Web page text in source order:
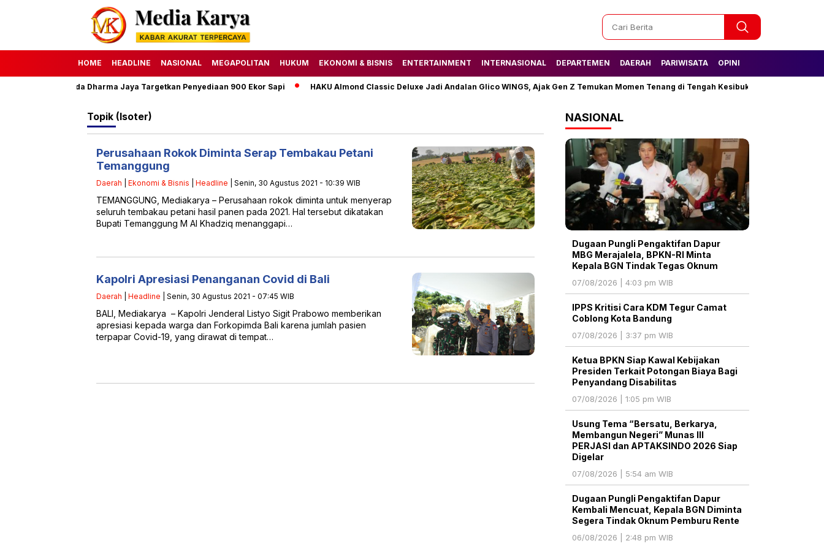
HOME HEADLINE NASIONAL MEGAPOLITAN HUKUM EKONOMI & BISNIS ENTERTAINMENT INTERNASIONAL DEPARTEMEN DAERAH PARIWISATA OPINI
1447 H, Perumda Dharma Jaya Targetkan Penyediaan 900 Ekor Sapi HAKU Almond Classic Deluxe Jadi Andalan Glico WINGS, Ajak Gen Z Temukan Momen Tenang di Tengah Kesibukan
Topik (Isoter)
Perusahaan Rokok Diminta Serap Tembakau Petani
Temanggung
Daerah Ekonomi & Bisnis Headline | Senin, 30 Agustus 2021 - 10:39 WIB
TEMANGGUNG, Mediakarya – Perusahaan rokok diminta untuk menyerap
seluruh tembakau petani hasil panen pada 2021. Hal tersebut dikatakan
Bupati Temanggung M Al Khadziq menanggapi…
Kapolri Apresiasi Penanganan Covid di Bali
Daerah Headline | Senin, 30 Agustus 2021 - 07:45 WIB
BALI, Mediakarya – Kapolri Jenderal Listyo Sigit Prabowo memberikan
apresiasi kepada warga dan Forkopimda Bali karena jumlah pasien
terpapar Covid-19, yang dirawat di tempat…
NASIONAL
Dugaan Pungli Pengaktifan Dapur
MBG Merajalela, BPKN-RI Minta
Kepala BGN Tindak Tegas Oknum
07/08/2026 | 4:03 pm WIB
IPPS Kritisi Cara KDM Tegur Camat
Coblong Kota Bandung
07/08/2026 | 3:37 pm WIB
Ketua BPKN Siap Kawal Kebijakan
Presiden Terkait Potongan Biaya Bagi
Penyandang Disabilitas
07/08/2026 | 1:05 pm WIB
Usung Tema “Bersatu, Berkarya,
Membangun Negeri” Munas III
PERJASI dan APTAKSINDO 2026 Siap
Digelar
07/08/2026 | 5:54 am WIB
Dugaan Pungli Pengaktifan Dapur
Kembali Mencuat, Kepala BGN Diminta
Segera Tindak Oknum Pemburu Rente
06/08/2026 | 2:48 pm WIB